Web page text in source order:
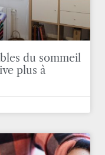
du sommeil
plus à